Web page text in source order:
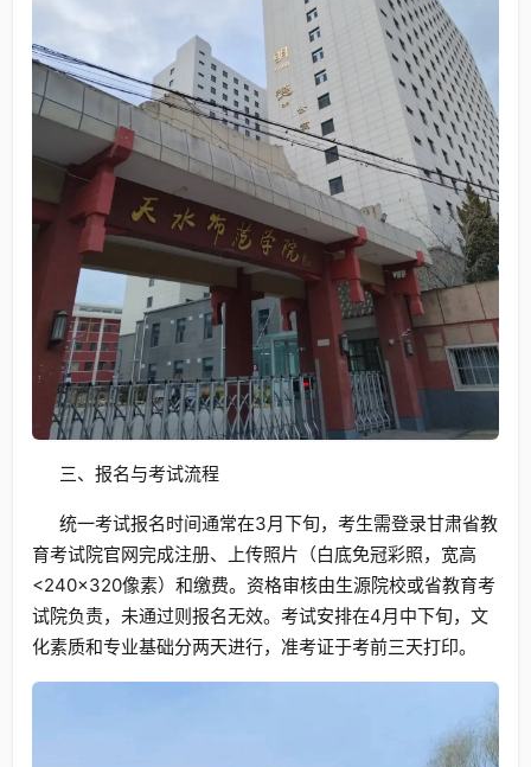
三、报名与考试流程
统一考试报名时间通常在3月下旬，考生需登录甘肃省教
育考试院官网完成注册、上传照片（白底免冠彩照，宽高
<240×320像素）和缴费。资格审核由生源院校或省教育考
试院负责，未通过则报名无效。考试安排在4月中下旬，文
化素质和专业基础分两天进行，准考证于考前三天打印。